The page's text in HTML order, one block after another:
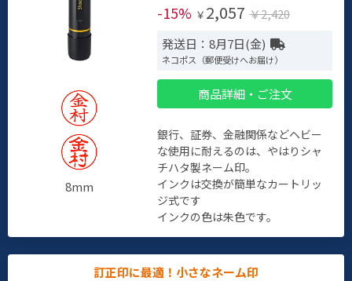
8mm
-15% ￥ 2,057 ￥2,420
発送日：8月7日(金)
ネコポス（郵便受けへお届け）
商品詳細・ご注文
銀行、証券、金融関係などヘビー
な使用に耐えるのは、やはりシャ
チハタ製ネーム印。
インクは交換が簡単なカートリッ
ジ式です
インクの色は朱色です。
訂正印に最適！小さなネーム印